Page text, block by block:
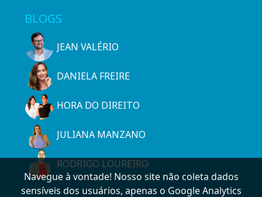
BLOGS
JEAN VALÉRIO
DANIELA FREIRE
HORA DO DIREITO
JULIANA MANZANO
RODRIGO LOUREIRO
Navegue à vontade! Nosso site não coleta dados
sensíveis dos usuários, apenas o Google Analytics